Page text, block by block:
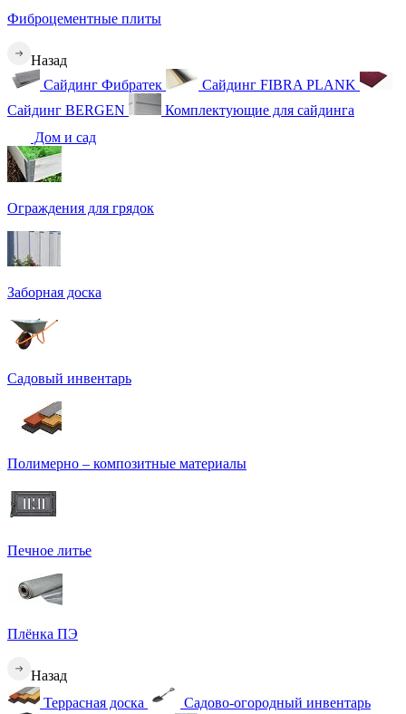
Фиброцементные плиты
Назад
Сайдинг Фибратек
Сайдинг FIBRA PLANK
Сайдинг BERGEN
Комплектующие для сайдинга
Дом и сад
Ограждения для грядок
Заборная доска
Садовый инвентарь
Полимерно – композитные материалы
Печное литье
Плёнка ПЭ
Назад
Террасная доска
Садово-огородный инвентарь